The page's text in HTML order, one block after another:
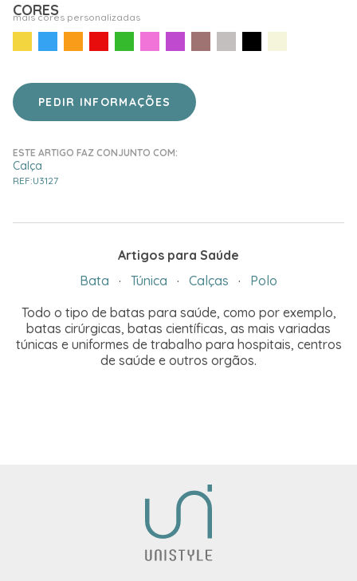
CORES
mais cores personalizadas
PEDIR INFORMAÇÕES
ESTE ARTIGO FAZ CONJUNTO COM:
Calça
REF:U3127
Artigos para Saúde
Bata
· Túnica · Calças ·
Polo
Todo o tipo de batas para saúde, como por exemplo,
batas cirúrgicas, batas científicas, as mais variadas
túnicas e uniformes de trabalho para hospitais, centros
de saúde e outros orgãos.